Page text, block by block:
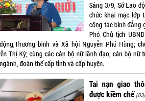
Sáng 3/9, Sở Lao
chức khai mạc lớp
công tác bình đẳng
Phó Chủ tịch
binh và Xã hội Nguyễn Phú Hùng;
Thị Kỳ; cùng các cán bộ nữ lãnh đạo, cán bộ nữ
đoàn thể cấp tỉnh và cấp huyện.
Tai nạn giao
được kiềm chế